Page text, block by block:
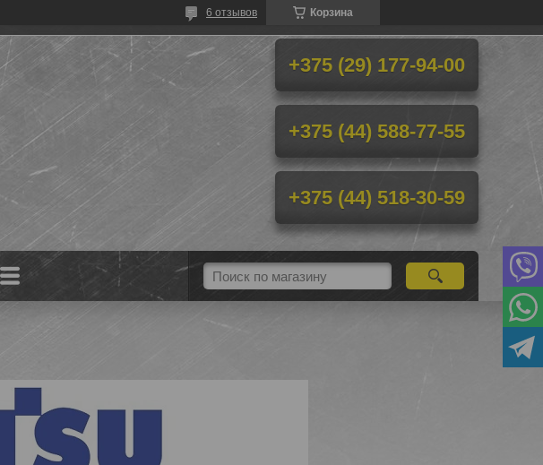
Корзина
6 отзывов
+375 (29) 177-94-00
+375 (44) 588-77-55
+375 (44) 518-30-59